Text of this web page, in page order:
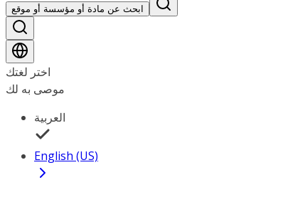
ابحث عن مادة أو مؤسسة أو موقع
اختر لغتك
موصى به لك
العربية
English (US)